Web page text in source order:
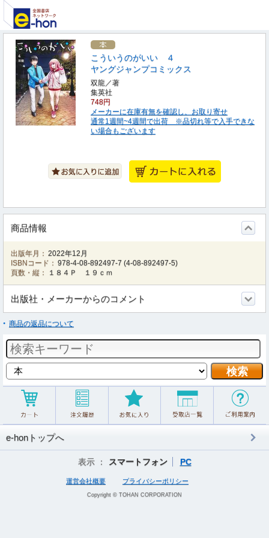
こういうのがいい ４
ヤングジャンプコミックス
双龍／著
集英社
748円
メーカーに在庫有無を確認し、お取り寄せ
通常1週間~4週間で出荷 ※品切れ等で入手できな
い場合もございます
商品情報
出版年月： 2022年12月
ISBNコード： 978-4-08-892497-7 (4-08-892497-5)
頁数・縦：
１８４Ｐ １９ｃｍ
出版社・メーカーからのコメント
商品の返品について
e-honトップへ
表示 ： スマートフォン PC
運営会社概要 プライバシーポリシー
Copyright © TOHAN CORPORATION